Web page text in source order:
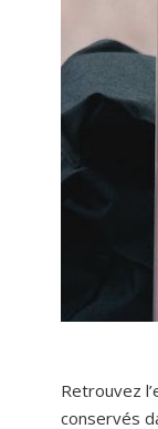
Retrouvez
conservés